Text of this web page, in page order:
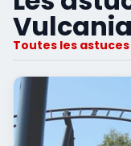
Vulcania
Toutes les astuces